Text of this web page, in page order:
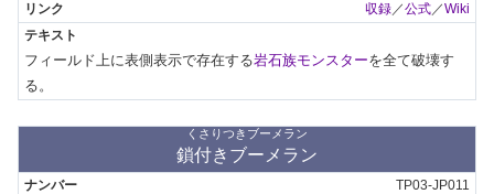
収録／公式／Wiki
フィールド上に表側表示で存在する岩石族モンスターを全て破壊す
る。
くさりつきブーメラン
鎖付きブーメラン
TP03-JP011